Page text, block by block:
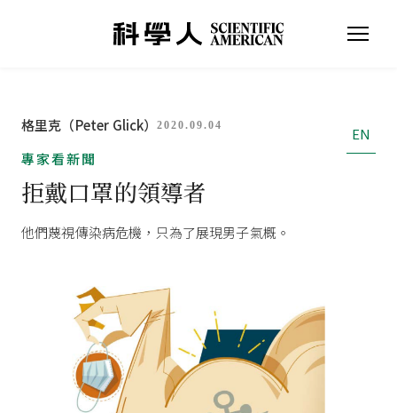
格里克（Peter Glick）2020.09.04
EN
專家看新聞
拒戴口罩的領導者
他們蔑視傳染病危機，只為了展現男子氣概。